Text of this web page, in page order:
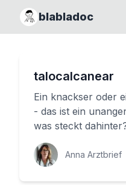
blabladoc
talocalcanear
Ein knackser oder
- das ist ein
was steckt
Talocalcanear-
Anna Arztbrief